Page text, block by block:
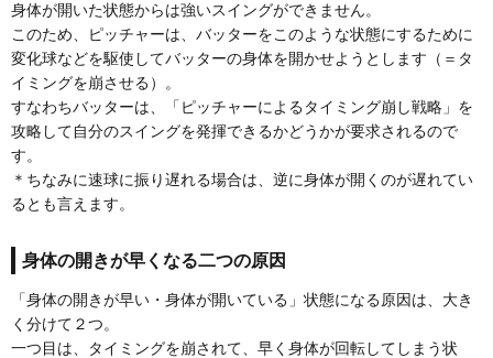
身体が開いた状態からは強いスイングができません。
このため、ピッチャーは、バッターをこのような状態にするために
変化球などを駆使してバッターの身体を開かせようとします（＝タ
イミングを崩させる）。
すなわちバッターは、「ピッチャーによるタイミング崩し戦略」を
攻略して自分のスイングを発揮できるかどうかが要求されるので
す。
＊ちなみに速球に振り遅れる場合は、逆に身体が開くのが遅れてい
るとも言えます。
身体の開きが早くなる二つの原因
「身体の開きが早い・身体が開いている」状態になる原因は、大き
く分けて２つ。
一つ目は、タイミングを崩されて、早く身体が回転してしまう状